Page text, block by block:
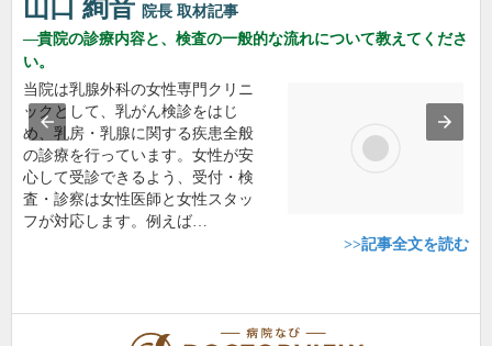
由診療で、高いと行く前は、思いましたが、心のモヤ...
国立大学法人 大阪大学医学部附属病院
大阪府吹田市山田丘2-15
口コミ: 2件 5
母が元々耳硬化症の手術をするために入院することになったのですが、検査を
して下さった結果耳硬化症だけではなく糖尿病と重度の...